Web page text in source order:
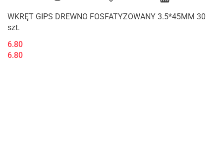
WKRĘT GIPS DREWNO FOSFATYZOWANY 3.5*45MM 30
szt.
6.80
6.80